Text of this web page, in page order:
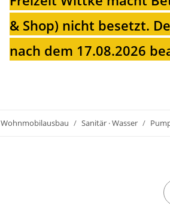
& Shop) nicht besetzt.
nach dem 17.08.2026
Wohnmobilausbau Sanitär · Wasser